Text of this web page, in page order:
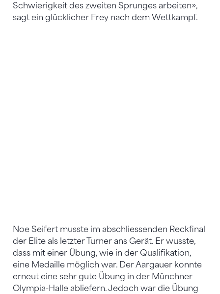
Schwierigkeit des zweiten Sprunges arbeiten»,
sagt ein glücklicher Frey nach dem Wettkampf.
Noe Seifert musste im abschliessenden Reckfinal
der Elite als letzter Turner ans Gerät. Er wusste,
dass mit einer Übung, wie in der Qualifikation,
eine Medaille möglich war. Der Aargauer konnte
erneut eine sehr gute Übung in der Münchner
Olympia-Halle abliefern. Jedoch war die Übung